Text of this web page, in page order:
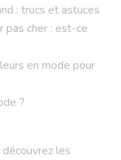
: trucs et astuces
pas cher : est-ce
en mode pour
?
les